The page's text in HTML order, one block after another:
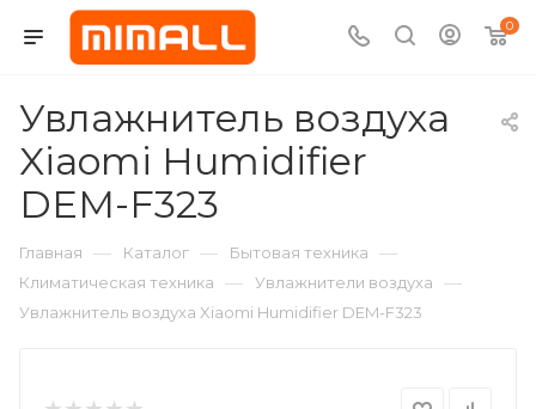
0
Увлажнитель воздуха
Xiaomi Humidifier
DEM-F323
Главная — Каталог — Бытовая техника —
Климатическая техника — Увлажнители воздуха —
Увлажнитель воздуха Xiaomi Humidifier DEM-F323